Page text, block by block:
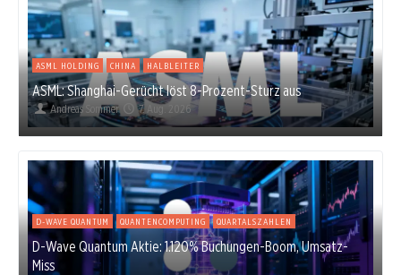
ASML HOLDING CHINA HALBLEITER
ASML: Shanghai-Gerücht löst 8-Prozent-Sturz aus
Andreas Sommer 7. Aug. 2026
D-WAVE QUANTUM QUANTENCOMPUTING QUARTALSZAHLEN
D-Wave Quantum Aktie: 1.120% Buchungen-Boom, Umsatz-
Miss